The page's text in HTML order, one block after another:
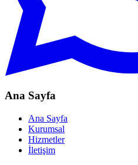
Ana Sayfa
Ana Sayfa
Kurumsal
Hizmetler
İletişim